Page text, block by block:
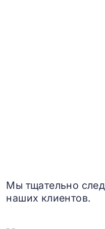
Мы тщательно
наших клиентов.